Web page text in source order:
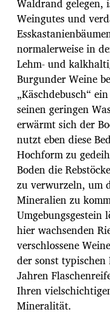
Waldrand gelegen,
Weingutes und
normalerweise in
Lehm- und
Burgunder Weine
„Käschdebusch“
seinen geringen
erwärmt sich der
nutzt eben diese
Hochform zu
Boden die
zu verwurzeln, um
Mineralien zu
Umgebungsgestein
hier wachsenden
verschlossene
der sonst
Jahren
Ihren
Mineralität.